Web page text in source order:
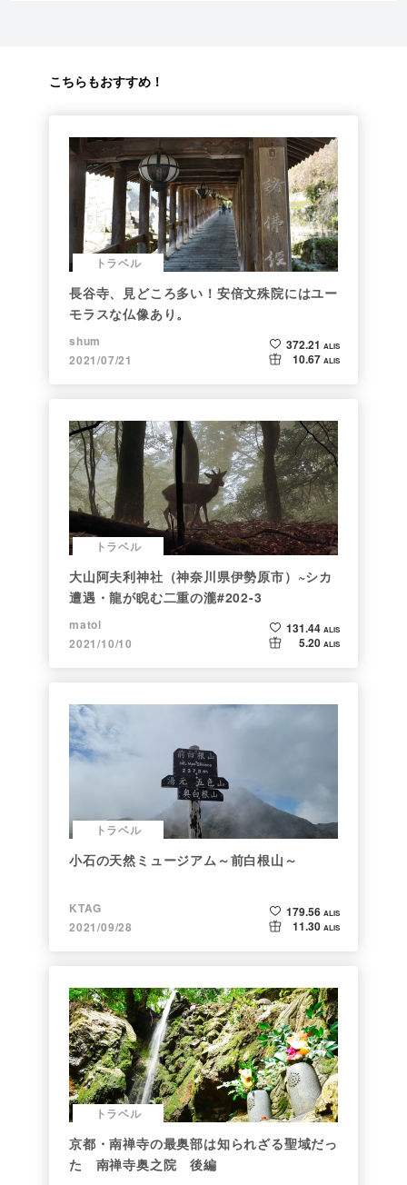
こちらもおすすめ！
トラベル
長谷寺、見どころ多い！安倍文殊院にはユー
モラスな仏像あり。
shum
2021/07/21
372.21 ALIS
10.67 ALIS
トラベル
大山阿夫利神社（神奈川県伊勢原市）~シカ
遭遇・龍が睨む二重の瀧#202-3
matol
2021/10/10
131.44 ALIS
5.20 ALIS
トラベル
小石の天然ミュージアム～前白根山～
KTAG
2021/09/28
179.56 ALIS
11.30 ALIS
トラベル
京都・南禅寺の最奥部は知られざる聖域だっ
た 南禅寺奥之院 後編